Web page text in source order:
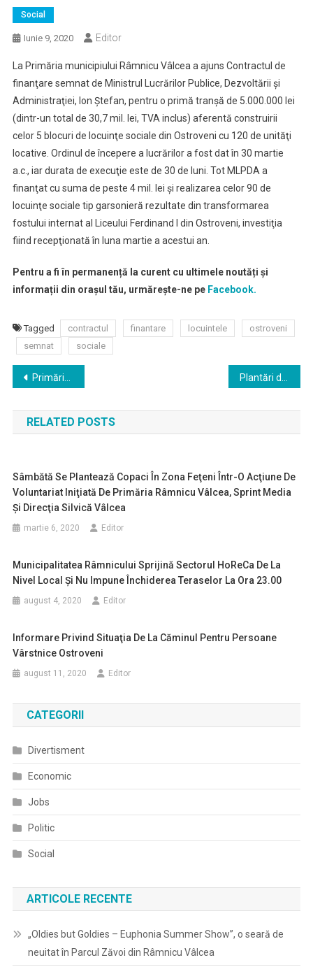
Social
Iunie 9, 2020 Editor
La Primăria municipiului Râmnicu Vâlcea a ajuns Contractul de
finanţare semnat de Ministrul Lucrărilor Publice, Dezvoltării şi
Administraţiei, Ion Ştefan, pentru o primă tranşă de 5.000.000 lei
(dintr-un total de 30,7 mil. lei, TVA inclus) aferentă construirii
celor 5 blocuri de locuinţe sociale din Ostroveni cu 120 de unităţi
locative. Ordinul de începere a lucrărilor a fost dat în 30 martie
a.c., iar durata de execuţie este de 30 de luni. Tot MLPDA a
finanţat cu suma de peste 4 mil. lei şi realizarea celor 90 de
locuinţe sociale tip garsonieră rezultate din transformarea
fostului internat al Liceului Ferdinand I din Ostroveni, investiţia
fiind recepţionată în luna martie a acestui an.
Pentru a fi în permanență la curent cu ultimele noutăți și
informații din orașul tău, urmărește-ne peFacebook.
Tagged contractul finantare locuintele
ostroveni
semnat
sociale
Navigare
în
articole
Primăria Râmnicului pune ordine într-o zonă aglomerată din Ostroveni
RELATED POSTS
Sâmbătă Se Plantează Copaci În Zona Feţeni Într-O Acţiune De
Voluntariat Iniţiată De Primăria Râmnicu Vâlcea, Sprint Media
Şi Direcţia Silvică Vâlcea
martie 6, 2020 Editor
Municipalitatea Râmnicului Sprijină Sectorul HoReCa De La
Nivel Local Şi Nu Impune Închiderea Teraselor La Ora 23.00
august 4, 2020 Editor
Informare Privind Situaţia De La Căminul Pentru Persoane
Vârstnice Ostroveni
august 11, 2020 Editor
CATEGORII
Divertisment
Economic
Jobs
Politic
Social
ARTICOLE RECENTE
„Oldies but Goldies – Euphonia Summer Show”, o seară de
neuitat în Parcul Zăvoi din Râmnicu Vâlcea